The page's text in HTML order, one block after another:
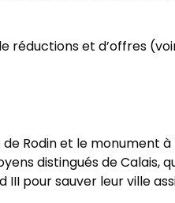
et d’offres
Rodin et le monument
distingués de Calais,
pour sauver leur ville